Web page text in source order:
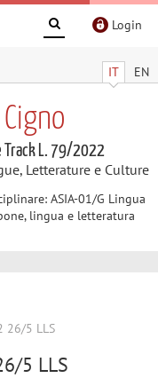
Login
IT EN
Track L. 79/2022
Letterature e Culture
ASIA-01/G Lingua
lingua e letteratura
26/5 LLS
5 LLS